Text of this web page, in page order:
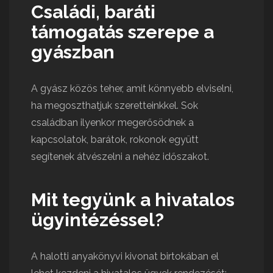
Családi, baráti
támogatás szerepe a
gyászban
A gyász közös teher, amit könnyebb elviselni,
ha megoszthatjuk szeretteinkkel. Sok
családban ilyenkor megerősödnek a
kapcsolatok, barátok, rokonok együtt
segítenek átvészelni a nehéz időszakot.
Mit tegyünk a hivatalos
ügyintézéssel?
A halotti anyakönyvi kivonat birtokában el